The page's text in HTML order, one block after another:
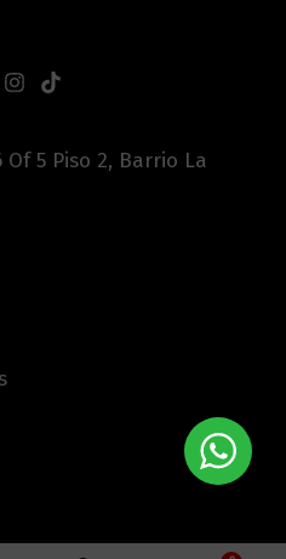
5 Piso 2, Barrio La